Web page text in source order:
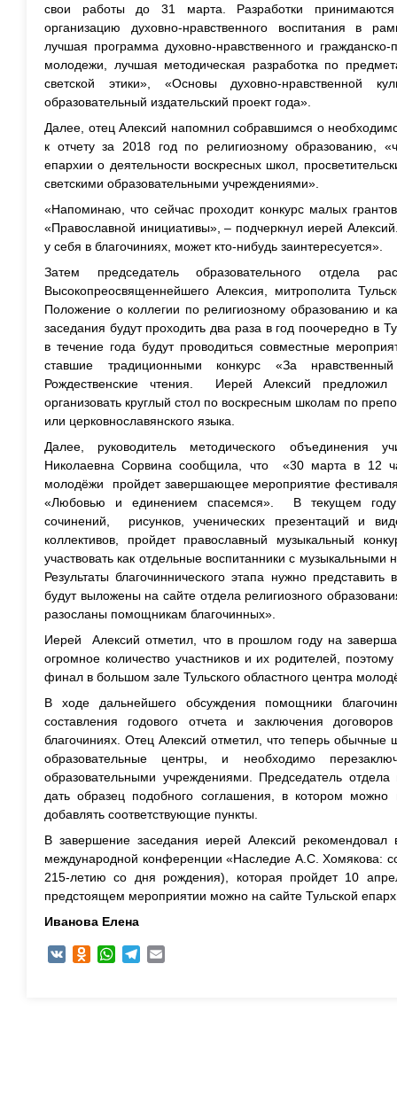
свои работы до 31 марта. Разработки
организацию духовно-нравственного воспитания в
лучшая программа духовно-нравственного и гражданско-
молодежи, лучшая методическая разработка по
светской этики», «Основы духовно-нравственной
образовательный издательский проект года».
Далее, отец Алексий напомнил собравшимся о
к отчету за 2018 год по религиозному образованию,
епархии о деятельности воскресных школ,
светскими образовательными учреждениями».
«Напоминаю, что сейчас проходит конкурс малых
«Православной инициативы», – подчеркнул иерей
у себя в благочиниях, может кто-нибудь заинтересуется».
Затем председатель образовательного отдела
Высокопреосвященнейшего Алексия, митрополита
Положение о коллегии по религиозному образованию и
заседания будут проходить два раза в год поочередно в
в течение года будут проводиться совместные
ставшие традиционными конкурс «За
Рождественские чтения. Иерей Алексий предложил
организовать круглый стол по воскресным школам по
или церковнославянского языка.
Далее, руководитель методического объединения
Николаевна Сорвина сообщила, что «30 марта в 12
молодёжи пройдет завершающее мероприятие
«Любовью и единением спасемся». В текущем году
сочинений, рисунков, ученических презентаций и
коллективов, пройдет православный музыкальный
участвовать как отдельные воспитанники с
Результаты благочиннического этапа нужно
будут выложены на сайте отдела религиозного
разосланы помощникам благочинных».
Иерей Алексий отметил, что в прошлом году на
огромное количество участников и их родителей,
финал в большом зале Тульского областного центра
В ходе дальнейшего обсуждения помощники
составления годового отчета и заключения
благочиниях. Отец Алексий отметил, что теперь
образовательные центры, и необходимо
образовательными учреждениями. Председатель
дать образец подобного соглашения, в котором
добавлять соответствующие пункты.
В завершение заседания иерей Алексий рекомендовал
международной конференции «Наследие А.С. Хомякова:
215-летию со дня рождения), которая пройдет 10
предстоящем мероприятии можно на сайте Тульской
Иванова Елена
VK Odnoklassniki
WhatsAppTelegram